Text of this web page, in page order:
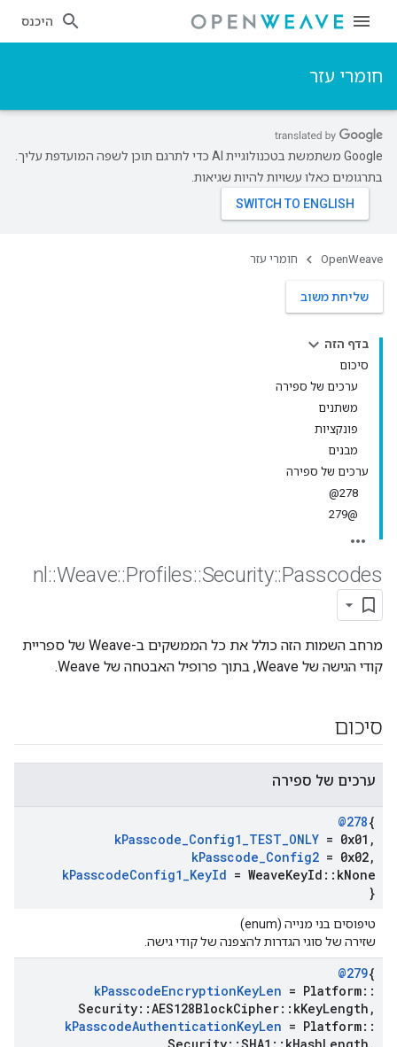
היכנס
חומרי עזר
‫Google משתמשת בטכנולוגיית AI כדי לתרגם תוכן לשפה המועדפת עליך.
בתרגומים כאלו עשויות להיות שגיאות.
OpenWeave חומרי עזר
שליחת משוב
בדף הזה
סיכום
ערכים של ספירה
משתנים
פונקציות
מבנים
ערכים של ספירה
278@
@279
nl ::Weave::Profiles::Security::Passcodes
מרחב השמות הזה כולל את כל הממשקים ב-Weave של ספריית
קודי הגישה של Weave, בתוך פרופיל האבטחה של Weave.
סיכום
ערכים של ספירה
@278{
kPasscode_Config1_TEST_ONLY = 0x01 ,
kPasscode_Config2 = 0x02,
kPasscodeConfig1_KeyId = WeaveKeyId :: kNone
}
טיפוסים בני מנייה (enum)
שזירה של סוגי הגדרות להצפנה של קודי גישה.
@279{
kPasscodeEncryptionKeyLen = Platform::
Security::AES128BlockCipher:: kKeyLength ,
kPasscodeAuthenticationKeyLen = Platform::